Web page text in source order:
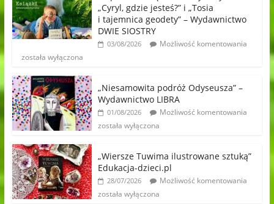
„Cyryl, gdzie jesteś?” i „Tosia
i tajemnica geodety” – Wydawnictwo
DWIE SIOSTRY
03/08/2026
Możliwość komentowania
została wyłączona
„Niesamowita podróż Odyseusza” –
Wydawnictwo LIBRA
01/08/2026
Możliwość komentowania
została wyłączona
„Wiersze Tuwima ilustrowane sztuką”
Edukacja-dzieci.pl
28/07/2026
Możliwość komentowania
została wyłączona